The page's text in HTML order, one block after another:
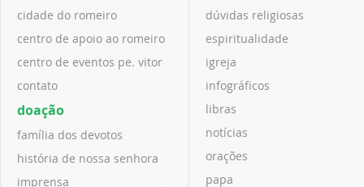
cidade do romeiro
centro de apoio ao romeiro
centro de eventos pe. vitor
contato
doação
família dos devotos
história de nossa senhora
imprensa
dúvidas religiosas
espiritualidade
igreja
infográficos
libras
notícias
orações
papa